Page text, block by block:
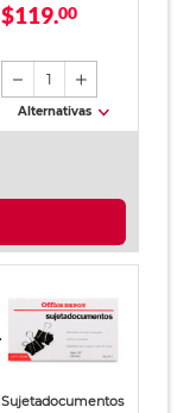
$119.00
1
Alternativas
Sujetadocumentos